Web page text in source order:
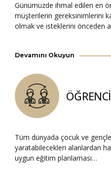
Günümüzde ihmal edilen en
müşterilerin gereksinimlerini
olmak ve isteklerini önceden
Devamını Okuyun
Tüm dünyada çocuk ve
yaratabilecekleri alanlardan
uygun eğitim planlaması…